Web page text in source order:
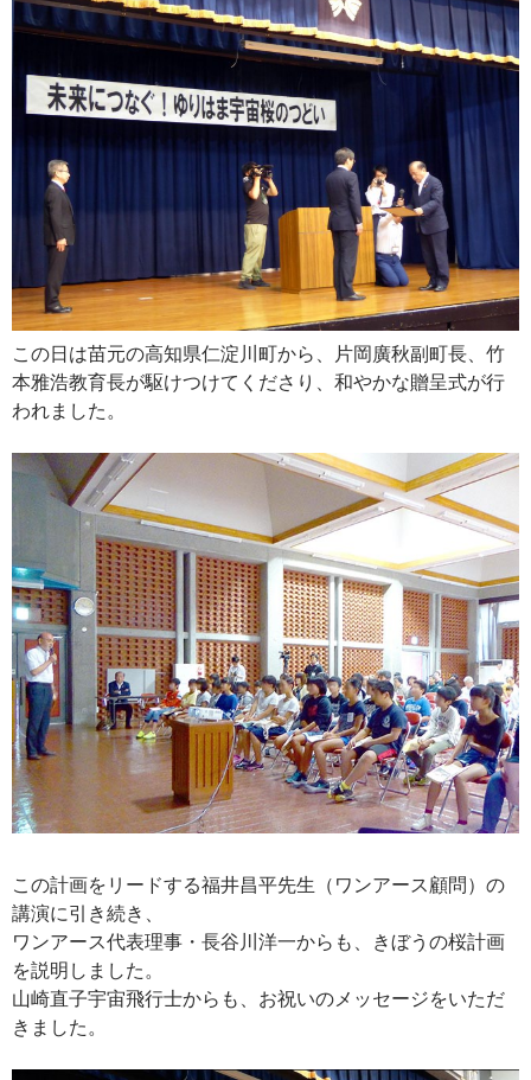
この日は苗元の高知県仁淀川町から、片岡廣秋副町長、竹
本雅浩教育長が駆けつけてくださり、和やかな贈呈式が行
われました。
この計画をリードする福井昌平先生（ワンアース顧問）の
講演に引き続き、
ワンアース代表理事・長谷川洋一からも、きぼうの桜計画
を説明しました。
山崎直子宇宙飛行士からも、お祝いのメッセージをいただ
きました。